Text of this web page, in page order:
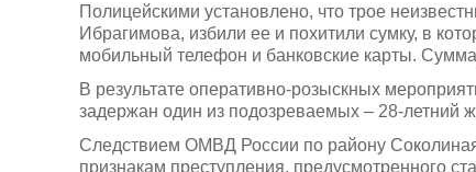
Полицейскими установлено, что трое
Ибрагимова, избили ее и похитили сумку, в
мобильный телефон и банковские карты.
В результате оперативно-розыскных
задержан один из подозреваемых – 28-летний
Следствием ОМВД России по району
признакам преступления, предусмотренного